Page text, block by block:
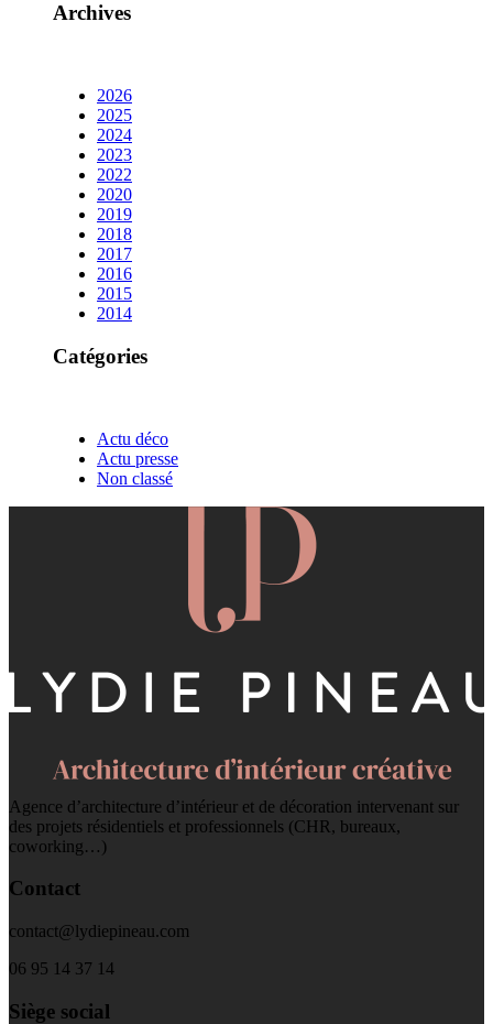
Archives
2026
2025
2024
2023
2022
2020
2019
2018
2017
2016
2015
2014
Catégories
Actu déco
Actu presse
Non classé
Agence d’architecture d’intérieur et de décoration intervenant sur
des projets résidentiels et professionnels (CHR, bureaux,
coworking…)
Contact
contact@lydiepineau.com
06 95 14 37 14
Siège social